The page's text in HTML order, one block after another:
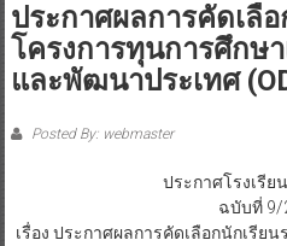
ประกาศผลการคัดเลื
โครงการทุนการศึกษ
และพัฒนาประเทศ
Posted By: webmaster
ประกาศโรงเรีย
ฉบับที่ 9/
เรื่อง ประกาศผลการคัดเลือกนักเรีย